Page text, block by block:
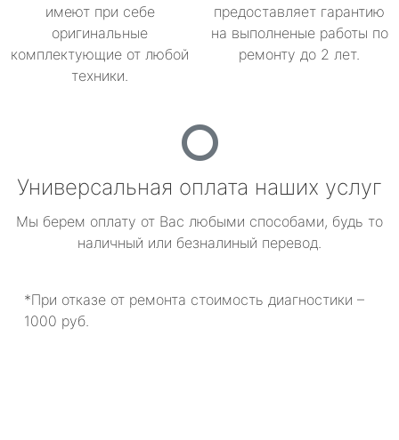
имеют при себе
оригинальные
комплектующие от любой
техники.
предоставляет гарантию
на выполненые работы по
ремонту до 2 лет.
Универсальная оплата наших услуг
Мы берем оплату от Вас любыми способами, будь то
наличный или безналиный перевод.
*При отказе от ремонта стоимость диагностики –
1000 руб.